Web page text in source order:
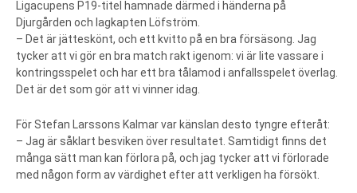
Ligacupens P19-titel hamnade därmed i händerna på
Djurgården och lagkapten Löfström.
– Det är jätteskönt, och ett kvitto på en bra försäsong. Jag
tycker att vi gör en bra match rakt igenom: vi är lite vassare i
kontringsspelet och har ett bra tålamod i anfallsspelet överlag.
Det är det som gör att vi vinner idag.
För Stefan Larssons Kalmar var känslan desto tyngre efteråt:
– Jag är såklart besviken över resultatet. Samtidigt finns det
många sätt man kan förlora på, och jag tycker att vi förlorade
med någon form av värdighet efter att verkligen ha försökt.